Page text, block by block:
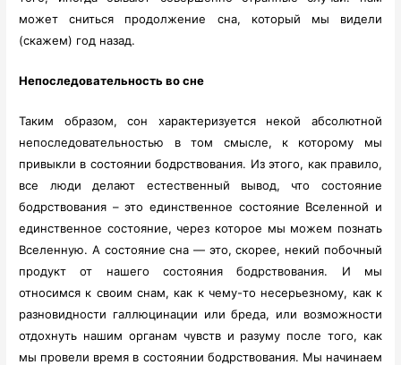
может сниться продолжение сна, который мы видели
(скажем) год назад.
Непоследовательность во сне
Таким образом, сон характеризуется некой абсолютной
непоследовательностью в том смысле, к которому мы
привыкли в состоянии бодрствования. Из этого, как правило,
все люди делают естественный вывод, что состояние
бодрствования – это единственное состояние Вселенной и
единственное состояние, через которое мы можем познать
Вселенную. А состояние сна — это, скорее, некий побочный
продукт от нашего состояния бодрствования. И мы
относимся к своим снам, как к чему-то несерьезному, как к
разновидности галлюцинации или бреда, или возможности
отдохнуть нашим органам чувств и разуму после того, как
мы провели время в состоянии бодрствования. Мы начинаем